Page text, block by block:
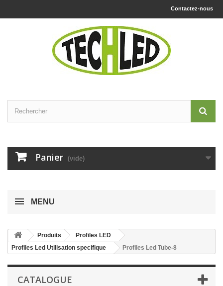
Contactez-nous
Panier (vide)
MENU
Produits
Profiles LED
Profiles Led Utilisation specifique
Profiles Led Tube-8
CATALOGUE